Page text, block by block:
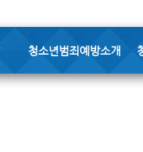
청소년범죄예방소개